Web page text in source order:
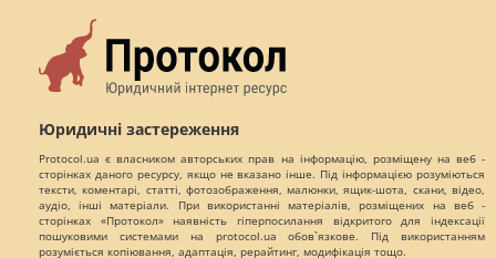
Юридичні застереження
Protocol.ua є власником авторських прав на інформацію, розміщену на веб -
сторінках даного ресурсу, якщо не вказано інше. Під інформацією розуміються
тексти, коментарі, статті, фотозображення, малюнки, ящик-шота, скани, відео,
аудіо, інші матеріали. При використанні матеріалів, розміщених на веб -
сторінках «Протокол» наявність гіперпосилання відкритого для індексації
пошуковими системами на protocol.ua обов`язкове. Під використанням
розуміється копіювання, адаптація, рерайтинг, модифікація тощо.